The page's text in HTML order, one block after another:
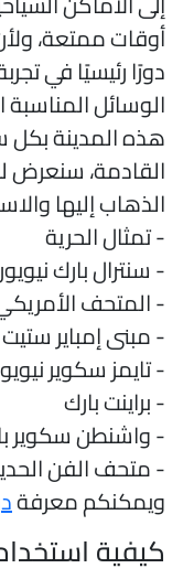
ممتعة، ولأن
رئيسيًا في تجربة
المناسبة
المدينة بكل
سنعرض لك
إليها
الحرية
بارك نيويورك
الأمريكي
إمباير ستيت
سكوير
بارك
واشنطن سكوير
متحف الفن الحديث
معرفة
استخدام